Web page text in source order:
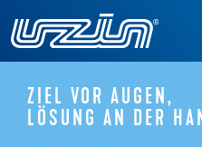
ZIEL VOR AUGEN,
LÖSUNG AN DER